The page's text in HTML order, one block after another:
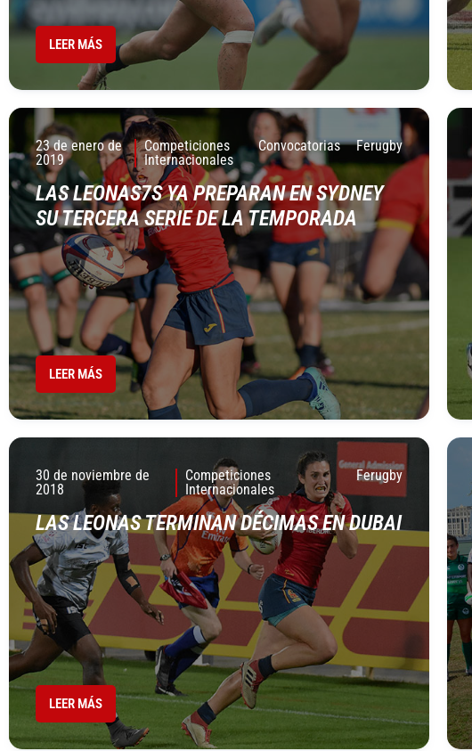
LEER MÁS
23 de enero de
2019
Competiciones
Internacionales
Convocatorias Ferugby
LAS LEONAS7S YA PREPARAN EN SYDNEY
SU TERCERA SERIE DE LA TEMPORADA
LEER MÁS
30 de noviembre de
2018
Competiciones
Internacionales
Ferugby
LAS LEONAS TERMINAN DÉCIMAS EN DUBAI
LEER MÁS